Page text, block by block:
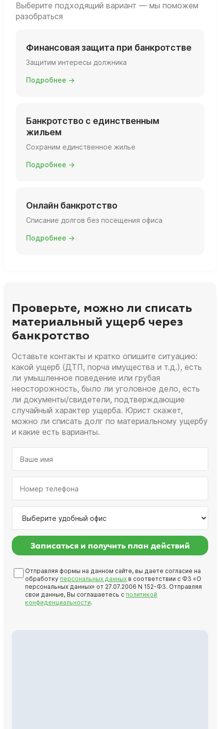
Выберите подходящий вариант — мы поможем
разобраться
Финансовая защита при банкротстве
Защитим интересы должника
Подробнее →
Банкротство с единственным
жильем
Сохраним единственное жилье
Подробнее →
Онлайн банкротство
Списание долгов без посещения офиса
Подробнее →
Проверьте, можно ли списать
материальный ущерб через
банкротство
Оставьте контакты и кратко опишите ситуацию:
какой ущерб (ДТП, порча имущества и т.д.), есть
ли умышленное поведение или грубая
неосторожность, было ли уголовное дело, есть
ли документы/свидетели, подтверждающие
случайный характер ущерба. Юрист скажет,
можно ли списать долг по материальному ущербу
и какие есть варианты.
Записаться и получить план действий
Отправляя формы на данном сайте, вы даете согласие на
обработку персональных данных в соответствии с ФЗ «О
персональных данных» от 27.07.2006 N 152-ФЗ. Отправляя
свои данные, Вы соглашаетесь с политикой
конфиденциальности.